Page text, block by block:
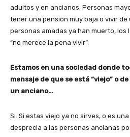
adultos y en ancianos. Personas
tener una pensión muy baja o vivir de
personas amadas ya han muerto, los
“no merece la pena vivir”.
Estamos en una sociedad donde
mensaje de que se está “viejo” o
un anciano…
Si. Si estas viejo ya no sirves, o es
desprecia a las personas ancianas